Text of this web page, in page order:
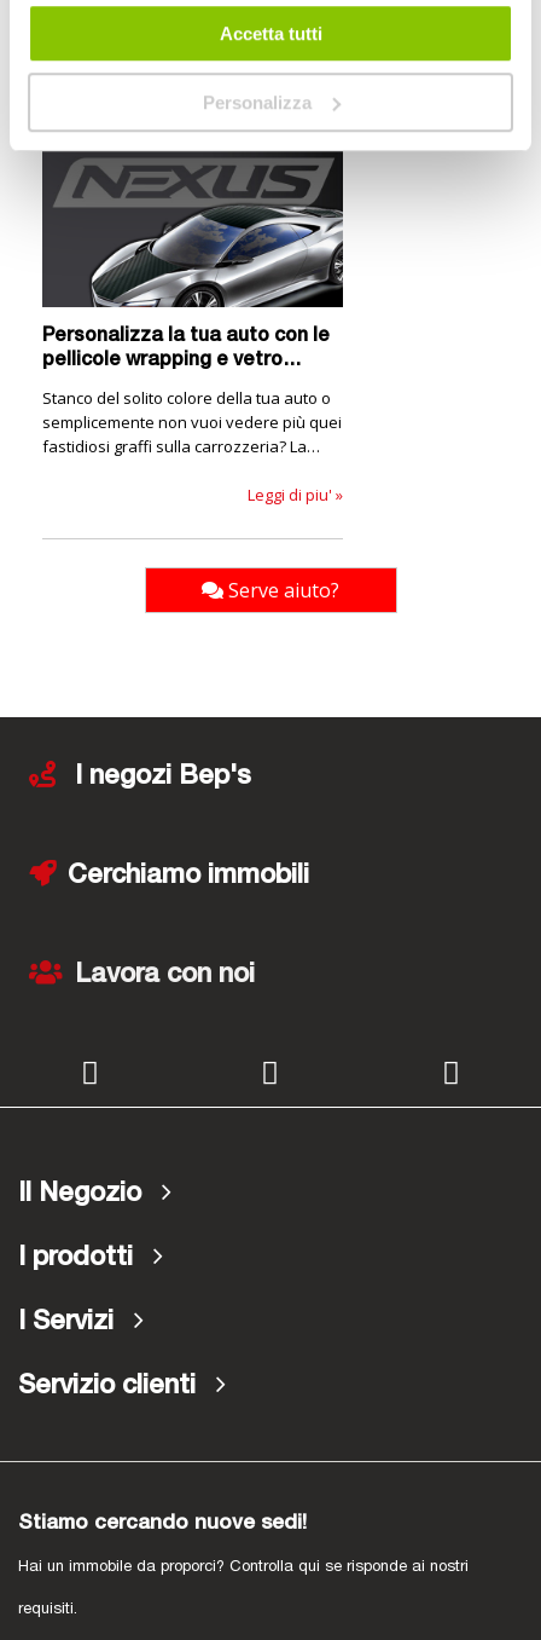
Accetta tutti
Personalizza
I nostri consigli
Personalizza la tua auto con le
pellicole wrapping e vetro
Stanco del solito colore della tua auto o
semplicemente non vuoi vedere più quei
fastidiosi graffi sulla carrozzeria? La
pellicole vetro e pellicole vetro NEXUS.
Leggi di piu' »
Serve aiuto?
I negozi Bep's
Cerchiamo immobili
Lavora con noi
Il Negozio
I prodotti
I Servizi
Servizio clienti
Stiamo cercando nuove sedi!
Hai un immobile da proporci? Controlla qui se risponde ai nostri
requisiti.